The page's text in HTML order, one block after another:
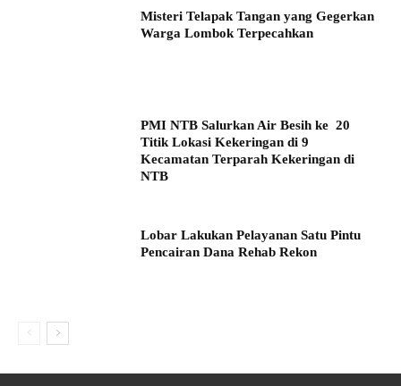
Misteri Telapak Tangan yang Gegerkan
Warga Lombok Terpecahkan
PMI NTB Salurkan Air Besih ke 20
Titik Lokasi Kekeringan di 9
Kecamatan Terparah Kekeringan di
NTB
Lobar Lakukan Pelayanan Satu Pintu
Pencairan Dana Rehab Rekon